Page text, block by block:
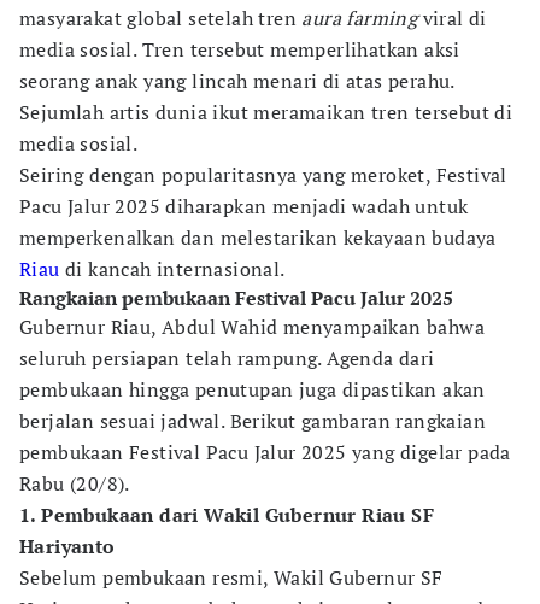
masyarakat global setelah tren aura farmingviral di
media sosial. Tren tersebut memperlihatkan aksi
seorang anak yang lincah menari di atas perahu.
Sejumlah artis dunia ikut meramaikan tren tersebut di
media sosial.
Seiring dengan popularitasnya yang meroket, Festival
Pacu Jalur 2025 diharapkan menjadi wadah untuk
memperkenalkan dan melestarikan kekayaan budaya
Riau di kancah internasional.
Rangkaian pembukaan Festival Pacu Jalur 2025
Gubernur Riau, Abdul Wahid menyampaikan bahwa
seluruh persiapan telah rampung. Agenda dari
pembukaan hingga penutupan juga dipastikan akan
berjalan sesuai jadwal. Berikut gambaran rangkaian
pembukaan Festival Pacu Jalur 2025 yang digelar pada
Rabu (20/8).
1. Pembukaan dari Wakil Gubernur Riau SF
Hariyanto
Sebelum pembukaan resmi, Wakil Gubernur SF